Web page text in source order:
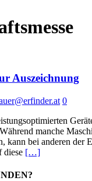
Auszeichnung
0
manche
kann bei anderen der
diese […]